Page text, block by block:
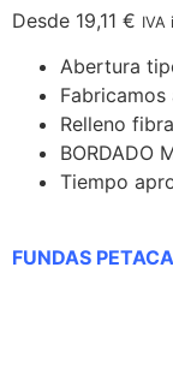
Desde 19,11 € IVA
Abertura
Fabricamos
Relleno
BORDADO
Tiempo
FUNDAS